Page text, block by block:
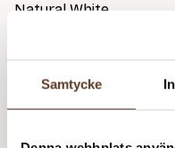
Samtycke
Natural White
White
Babyull Lanett – 1001
White